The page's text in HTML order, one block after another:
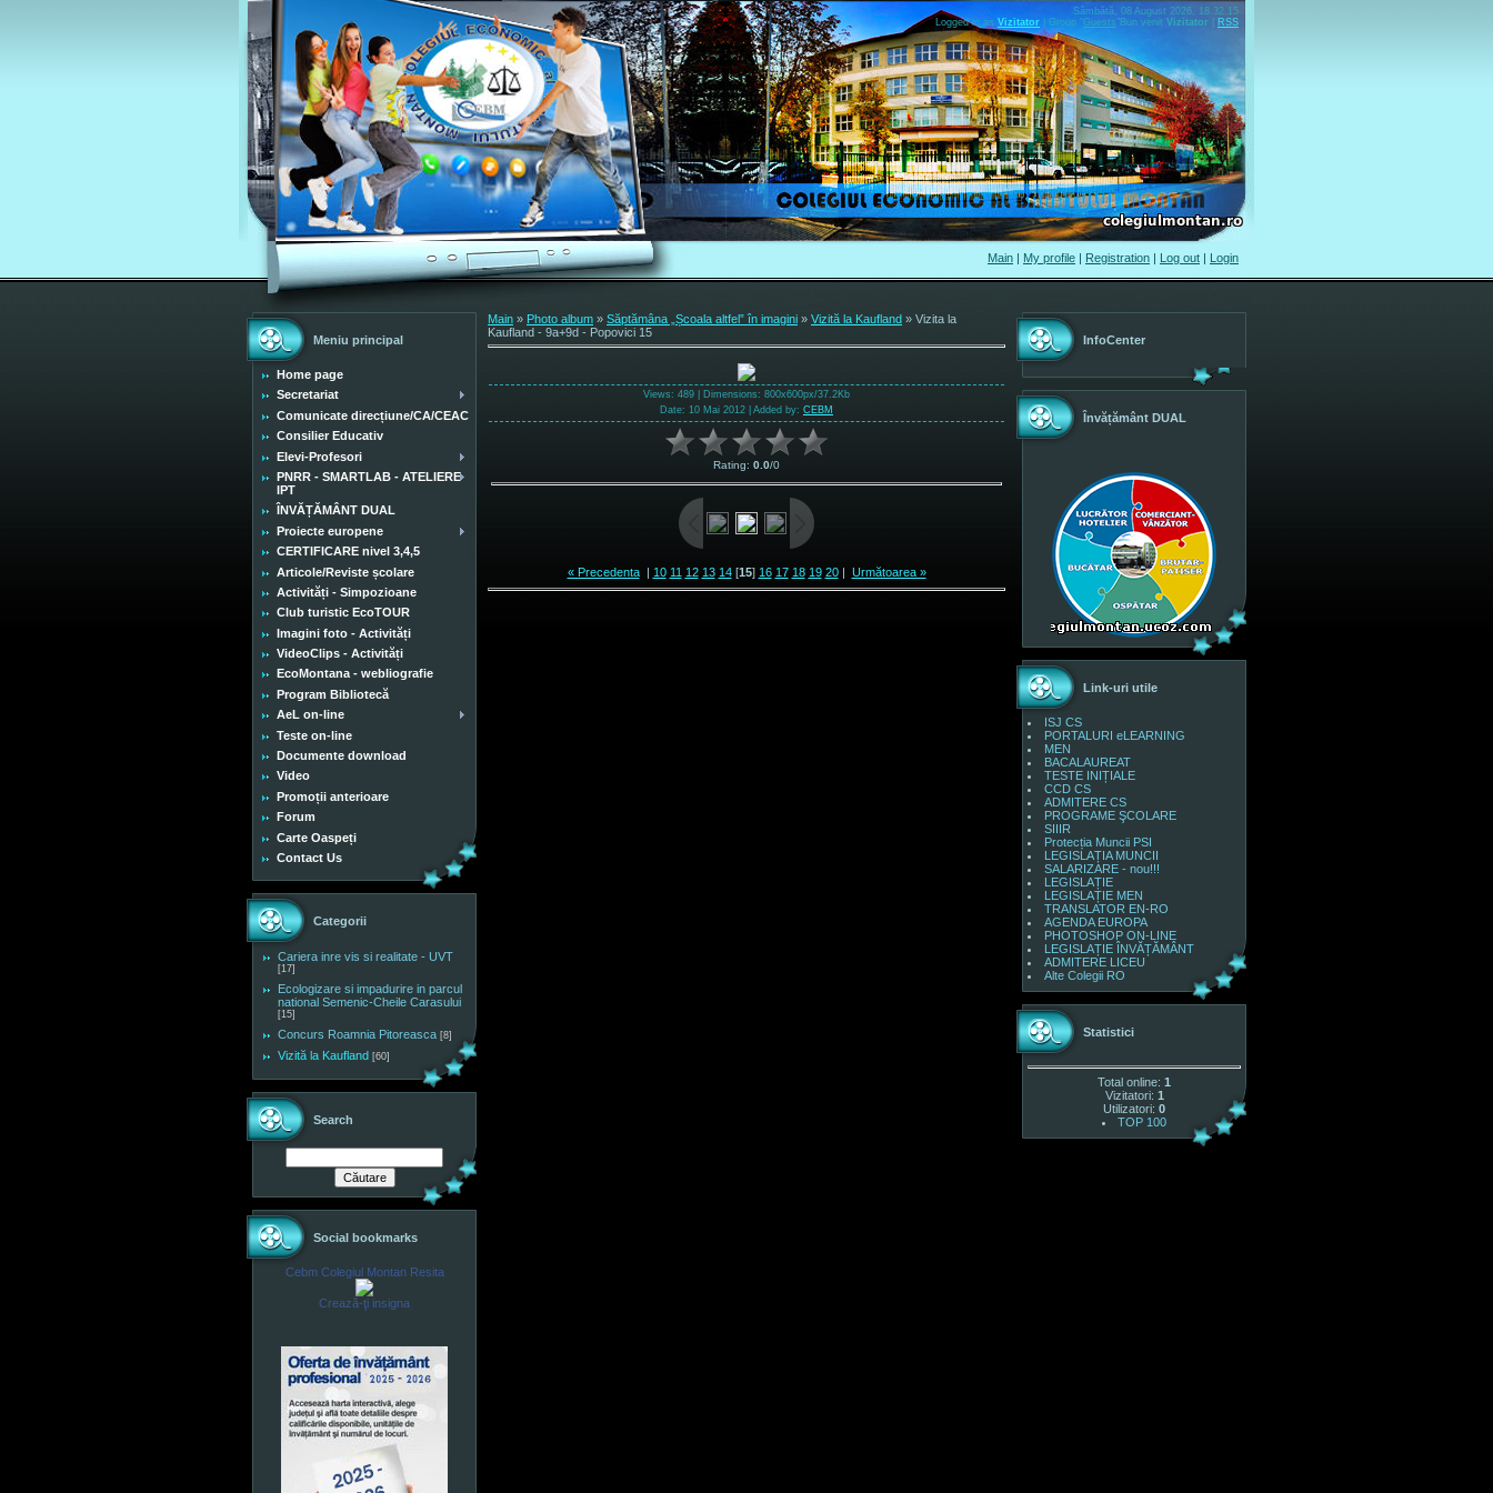
Sâmbătă, 08 August 2026, 18.32.15
Logged in as Vizitator Group "Guests" Bun venit Vizitator RSS
Main | My profile | Registration | Log out | Login
Meniu principal
Home page
Secretariat
Comunicate direcțiune/CA/CEAC
Consilier Educativ
Elevi-Profesori
PNRR - SMARTLAB - ATELIERE
IPT
ÎNVĂȚĂMÂNT DUAL
Proiecte europene
CERTIFICARE nivel 3,4,5
Articole/Reviste școlare
Activități - Simpozioane
Club turistic EcoTOUR
Imagini foto - Activități
VideoClips - Activități
EcoMontana - webliografie
Program Bibliotecă
AeL on-line
Teste on-line
Documente download
Video
Promoții anterioare
Forum
Carte Oaspeți
Contact Us
Categorii
Cariera inre vis si realitate - UVT
[17]
Ecologizare si impadurire in parcul
national Semenic-Cheile Carasului
[15]
Concurs Roamnia Pitoreasca [8]
Vizită la Kaufland [60]
Search
Social bookmarks
Cebm Colegiul Montan Resita
Crează-ţi insigna
Main » Photo album » Săptămâna „Școala altfel” în imagini » Vizită la Kaufland » Vizita la
Kaufland - 9a+9d - Popovici 15
Views: 489 | Dimensions: 800x600px/37.2Kb
Date: 10 Mai 2012 | Added by: CEBM
Rating: 0.0/0
« Precedenta| 10 11 12 13 14[15] 16 17 18 19 20| Următoarea »
InfoCenter
Învățământ DUAL
Link-uri utile
ISJ CS
PORTALURI eLEARNING
MEN
BACALAUREAT
TESTE INIȚIALE
CCD CS
ADMITERE CS
PROGRAME ŞCOLARE
SIIIR
Protecția Muncii PSI
LEGISLAȚIA MUNCII
SALARIZARE - nou!!!
LEGISLAȚIE
LEGISLAȚIE MEN
TRANSLATOR EN-RO
AGENDA EUROPA
PHOTOSHOP ON-LINE
LEGISLAȚIE ÎNVĂȚĂMÂNT
ADMITERE LICEU
Alte Colegii RO
Statistici
Total online: 1
Vizitatori: 1
Utilizatori: 0
TOP 100